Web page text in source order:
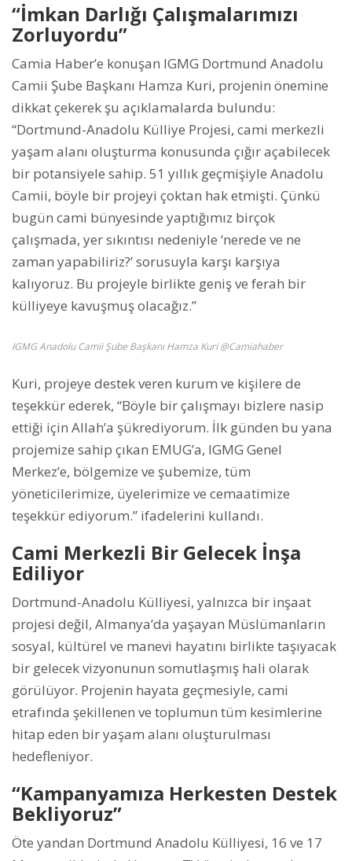
“İmkan Darlığı Çalışmalarımızı
Zorluyordu”
Camia Haber’e konuşan IGMG Dortmund Anadolu
Camii Şube Başkanı Hamza Kuri, projenin önemine
dikkat çekerek şu açıklamalarda bulundu:
“Dortmund-Anadolu Külliye Projesi, cami merkezli
yaşam alanı oluşturma konusunda çığır açabilecek
bir potansiyele sahip. 51 yıllık geçmişiyle Anadolu
Camii, böyle bir projeyi çoktan hak etmişti. Çünkü
bugün cami bünyesinde yaptığımız birçok
çalışmada, yer sıkıntısı nedeniyle ‘nerede ve ne
zaman yapabiliriz?’ sorusuyla karşı karşıya
kalıyoruz. Bu projeyle birlikte geniş ve ferah bir
külliyeye kavuşmuş olacağız.”
IGMG Anadolu Camii Şube Başkanı Hamza Kuri @Camiahaber
Kuri, projeye destek veren kurum ve kişilere de
teşekkür ederek, “Böyle bir çalışmayı bizlere nasip
ettiği için Allah’a şükrediyorum. İlk günden bu yana
projemize sahip çıkan EMUG’a, IGMG Genel
Merkez’e, bölgemize ve şubemize, tüm
yöneticilerimize, üyelerimize ve cemaatimize
teşekkür ediyorum.” ifadelerini kullandı.
Cami Merkezli Bir Gelecek İnşa
Ediliyor
Dortmund-Anadolu Külliyesi, yalnızca bir inşaat
projesi değil, Almanya’da yaşayan Müslümanların
sosyal, kültürel ve manevi hayatını birlikte taşıyacak
bir gelecek vizyonunun somutlaşmış hali olarak
görülüyor. Projenin hayata geçmesiyle, cami
etrafında şekillenen ve toplumun tüm kesimlerine
hitap eden bir yaşam alanı oluşturulması
hedefleniyor.
“Kampanyamıza Herkesten Destek
Bekliyoruz”
Öte yandan Dortmund Anadolu Külliyesi, 16 ve 17